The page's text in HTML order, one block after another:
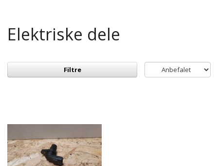
Elektriske dele
Filtre